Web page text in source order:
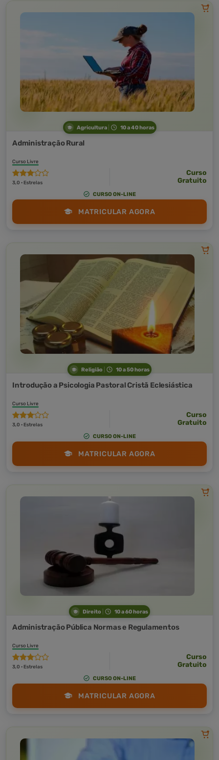
Agricultura 10 a 40 horas
Administração Rural
Curso Livre
3,0 · Estrelas
Curso
Gratuito
CURSO ON-LINE
MATRICULAR AGORA
Religião 10 a 50 horas
Introdução a Psicologia Pastoral Cristã Eclesiástica
Curso Livre
3,0 · Estrelas
Curso
Gratuito
CURSO ON-LINE
MATRICULAR AGORA
Direito 10 a 60 horas
Administração Pública Normas e Regulamentos
Curso Livre
3,0 · Estrelas
Curso
Gratuito
CURSO ON-LINE
MATRICULAR AGORA